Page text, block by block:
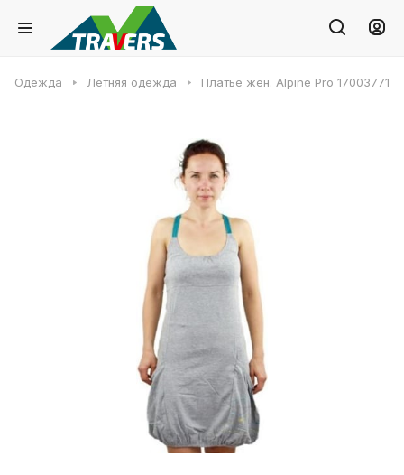
Одежда Летняя одежда Платье жен. Alpine Pro 17003771